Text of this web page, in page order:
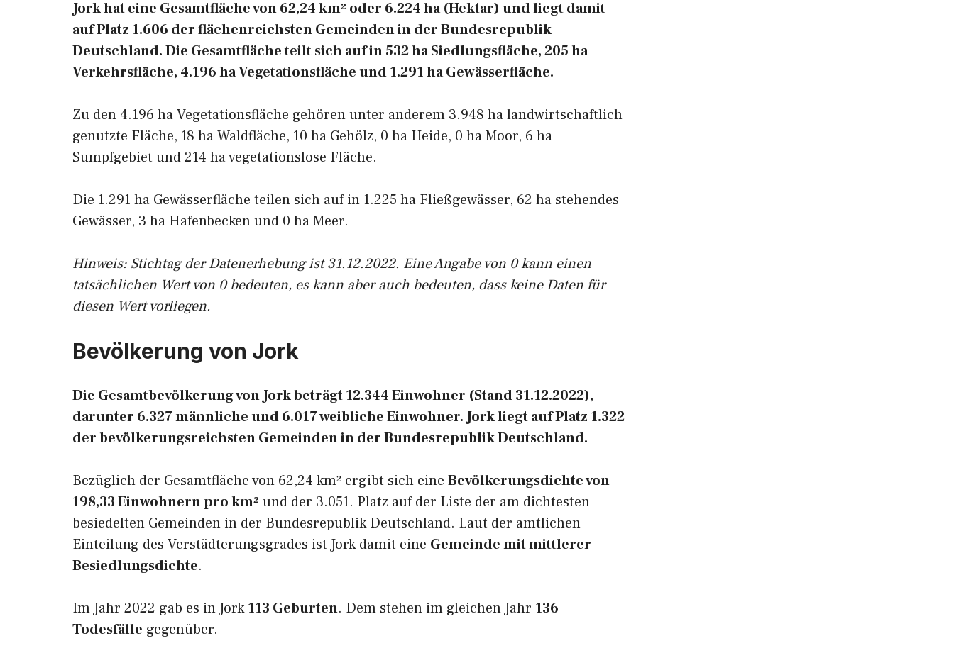
Jork hat eine Gesamtfläche von 62,24 km² oder 6.224 ha (Hektar) und liegt damit
auf Platz 1.606 der flächenreichsten Gemeinden in der Bundesrepublik
Deutschland. Die Gesamtfläche teilt sich auf in 532 ha Siedlungsfläche, 205 ha
Verkehrsfläche, 4.196 ha Vegetationsfläche und 1.291 ha Gewässerfläche.
Zu den 4.196 ha Vegetationsfläche gehören unter anderem 3.948 ha landwirtschaftlich
genutzte Fläche, 18 ha Waldfläche, 10 ha Gehölz, 0 ha Heide, 0 ha Moor, 6 ha
Sumpfgebiet und 214 ha vegetationslose Fläche.
Die 1.291 ha Gewässerfläche teilen sich auf in 1.225 ha Fließgewässer, 62 ha stehendes
Gewässer, 3 ha Hafenbecken und 0 ha Meer.
Hinweis: Stichtag der Datenerhebung ist 31.12.2022. Eine Angabe von 0 kann einen
tatsächlichen Wert von 0 bedeuten, es kann aber auch bedeuten, dass keine Daten für
diesen Wert vorliegen.
Bevölkerung von Jork
Die Gesamtbevölkerung von Jork beträgt 12.344 Einwohner (Stand 31.12.2022),
darunter 6.327 männliche und 6.017 weibliche Einwohner. Jork liegt auf Platz 1.322
der bevölkerungsreichsten Gemeinden in der Bundesrepublik Deutschland.
Bezüglich der Gesamtfläche von 62,24 km² ergibt sich eine Bevölkerungsdichte von
198,33 Einwohnern pro km² und der 3.051. Platz auf der Liste der am dichtesten
besiedelten Gemeinden in der Bundesrepublik Deutschland. Laut der amtlichen
Einteilung des Verstädterungsgrades ist Jork damit eine Gemeinde mit mittlerer
Besiedlungsdichte.
Im Jahr 2022 gab es in Jork113 Geburten. Dem stehen im gleichen Jahr 136
Todesfälle gegenüber.